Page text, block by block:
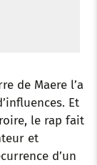
de Maere l’a
Et
le rap fait
et
d’un